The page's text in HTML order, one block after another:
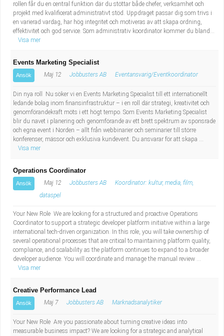
Militärt arbete
Naturbruk
Pedagogiskt arbete
Sanering och renhållning
Socialt arbete
Tekniskt arbete
Lärare i fritidshem/Fritidspedagog
Taxiförare/Taxichaufför
sekreterare
Lastbilsförare m.fl.
Fastighetsskötare
Informatör/Kommunikatör
Brevbärare
Kock, storhushåll
Undersköterska, vård- o specialavd. o mottagning
Administrativ assistent
Lärare i gymnasiet
rollen får du en central funktion där du stöttar både chefer, verksamhet och
projekt med kvalificerat administrativt stöd. Uppdraget passar dig som trivs i
en varierad vardag, har hög integritet och motiveras av att skapa ordning,
effektivitet och god service. Som administrativ koordinator kommer du bland...
Visa mer
Events Marketing Specialist
Ansök Maj 12 Jobbusters AB Eventansvarig/Eventkoordinator
Din nya roll Nu söker vi en Events Marketing Specialist till ett internationellt
ledande bolag inom finansinfrastruktur – i en roll där strategi, kreativitet och
genomförandekraft möts i ett högt tempo. Som Events Marketing Specialist
blir du navet i planering och genomförande av ett brett spektrum av sponsrade
och egna event i Norden – allt från webbinarier och seminarier till större
konferenser, mässor och exklusiva kundevent. Du ansvarar för att skapa ...
Visa mer
Operations Coordinator
Ansök Maj 12 Jobbusters AB
Koordinator: kultur, media, film,
dataspel
Your New Role We are looking for a structured and proactive Operations
Coordinator to support a strategic developer platform initiative within a large
international tech-driven organization. In this role, you will take ownership of
several operational processes that are critical to maintaining platform quality,
compliance, and scalability as the platform continues to expand to a broader
developer audience. You will coordinate and manage the manual review ...
Visa mer
Creative Performance Lead
Ansök Maj 7 Jobbusters AB Marknadsanalytiker
Your New Role Are you passionate about turning creative ideas into
measurable business impact? We are looking for a strategic and analytical